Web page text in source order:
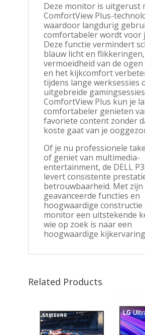
Deze monitor is uitgerust
ComfortView Plus-
waardoor langdurig
comfortabeler wordt voor
Deze functie vermindert
blauw licht en
vermoeidheid van de
en het kijkcomfort
tijdens lange werksessies
uitgebreide
ComfortView Plus kun je
comfortabeler genieten
favoriete content zonder
koste gaat van je
Of je nu professionele
of geniet van multimedia-
entertainment, de DELL
levert consistente
betrouwbaarheid. Met zijn
geavanceerde functies en
hoogwaardige constructie
monitor een uitstekende
wie op zoek is naar een
hoogwaardige
Related Products